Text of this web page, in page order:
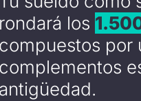
rondará los
compuestos por
complementos
antigüedad.